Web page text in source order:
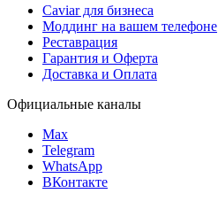
Caviar для бизнеса
Моддинг на вашем телефоне
Реставрация
Гарантия и Оферта
Доставка и Оплата
Официальные каналы
Max
Telegram
WhatsApp
ВКонтакте